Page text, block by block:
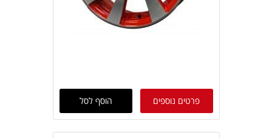
פרטים נוספים הוסף לסל